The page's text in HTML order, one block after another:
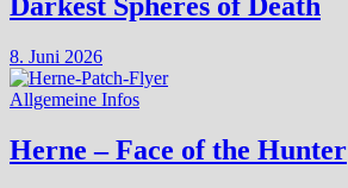
Darkest Spheres of Death
8. Juni 2026
Allgemeine Infos
Herne – Face of the Hunter